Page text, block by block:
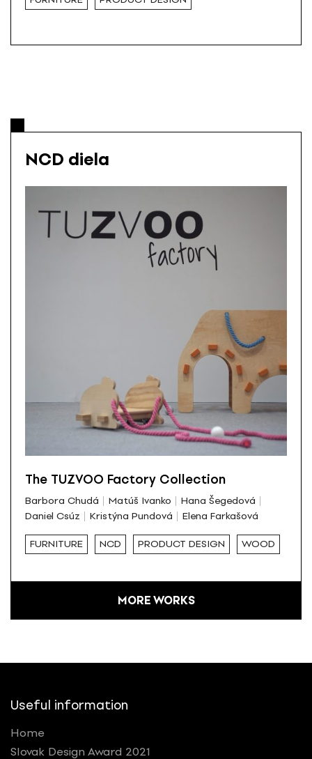
NCD diela
The TUZVOO Factory Collection
Barbora Chudá Matúš Ivanko
Hana Šegedová
Daniel Csúz
Kristýna Pundová Elena Farkašová
FURNITURE NCD PRODUCT DESIGN WOOD
MORE WORKS
Useful information
Home
Slovak Design Award 2021